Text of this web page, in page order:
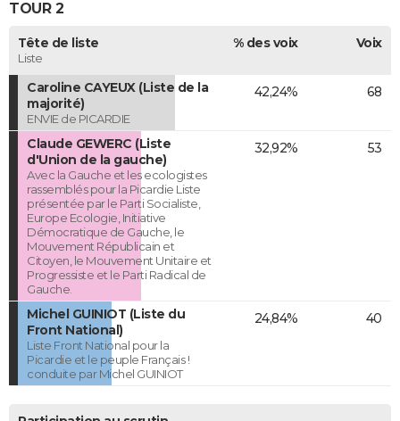
TOUR 2
Tête de liste
Liste
% des voix Voix
Caroline CAYEUX (Liste de la
majorité)
ENVIE de PICARDIE
42,24% 68
Claude GEWERC (Liste
d'Union de la gauche)
Avec la Gauche et les ecologistes
rassemblés pour la Picardie Liste
présentée par le Parti Socialiste,
Europe Ecologie, Initiative
Démocratique de Gauche, le
Mouvement Républicain et
Citoyen, le Mouvement Unitaire et
Progressiste et le Parti Radical de
Gauche.
32,92% 53
Michel GUINIOT (Liste du
Front National)
Liste Front National pour la
Picardie et le peuple Français !
conduite par Michel GUINIOT
24,84% 40